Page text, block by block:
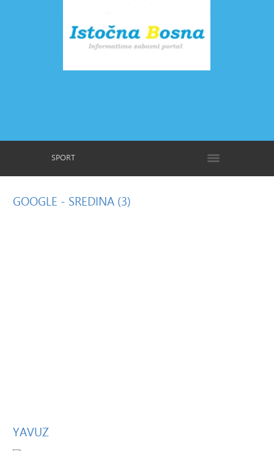
SPORT
GOOGLE - SREDINA (3)
YAVUZ